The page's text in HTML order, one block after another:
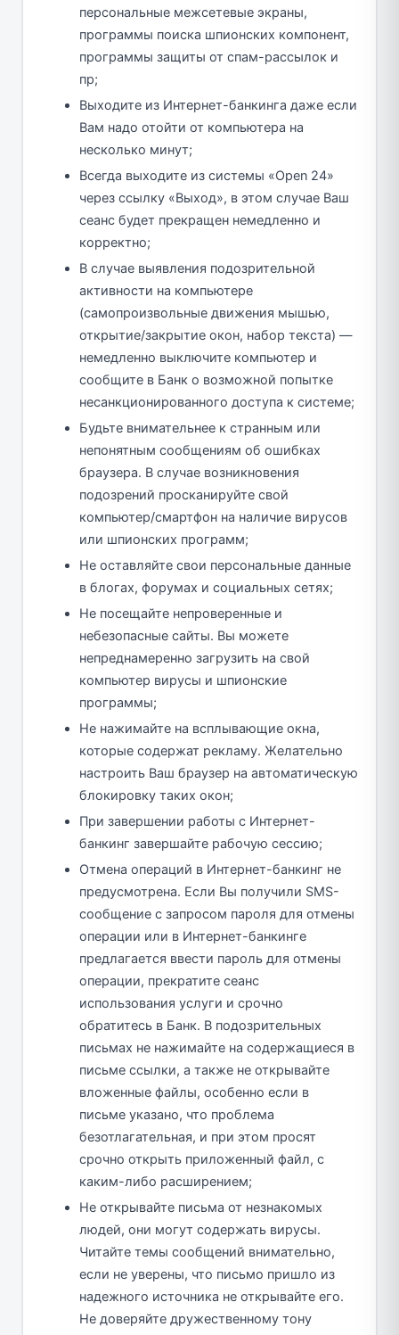
персональные межсетевые экраны,
программы поиска шпионских компонент,
программы защиты от спам-рассылок и
пр;
Выходите из Интернет-банкинга даже если
Вам надо отойти от компьютера на
несколько минут;
Всегда выходите из системы «Open 24»
через ссылку «Выход», в этом случае Ваш
сеанс будет прекращен немедленно и
корректно;
В случае выявления подозрительной
активности на компьютере
(самопроизвольные движения мышью,
открытие/закрытие окон, набор текста) —
немедленно выключите компьютер и
сообщите в Банк о возможной попытке
несанкционированного доступа к системе;
Будьте внимательнее к странным или
непонятным сообщениям об ошибках
браузера. В случае возникновения
подозрений просканируйте свой
компьютер/смартфон на наличие вирусов
или шпионских программ;
Не оставляйте свои персональные данные
в блогах, форумах и социальных сетях;
Не посещайте непроверенные и
небезопасные сайты. Вы можете
непреднамеренно загрузить на свой
компьютер вирусы и шпионские
программы;
Не нажимайте на всплывающие окна,
которые содержат рекламу. Желательно
настроить Ваш браузер на автоматическую
блокировку таких окон;
При завершении работы с Интернет-
банкинг завершайте рабочую сессию;
Отмена операций в Интернет-банкинг не
предусмотрена. Если Вы получили SMS-
сообщение с запросом пароля для отмены
операции или в Интернет-банкинге
предлагается ввести пароль для отмены
операции, прекратите сеанс
использования услуги и срочно
обратитесь в Банк. В подозрительных
письмах не нажимайте на содержащиеся в
письме ссылки, а также не открывайте
вложенные файлы, особенно если в
письме указано, что проблема
безотлагательная, и при этом просят
срочно открыть приложенный файл, с
каким-либо расширением;
Не открывайте письма от незнакомых
людей, они могут содержать вирусы.
Читайте темы сообщений внимательно,
если не уверены, что письмо пришло из
надежного источника не открывайте его.
Не доверяйте дружественному тону